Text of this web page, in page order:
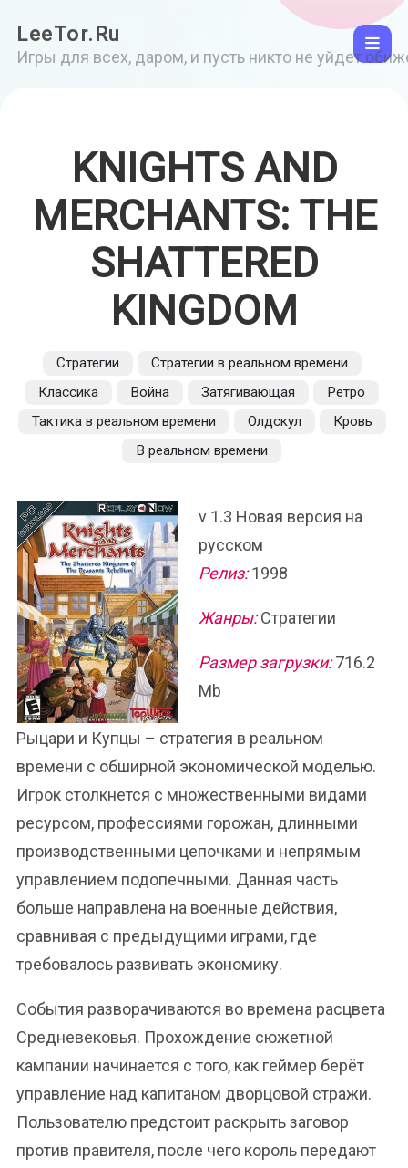
LeeTor.Ru
Игры для всех, даром, и пусть никто не уйдет
KNIGHTS AND
MERCHANTS: THE
SHATTERED
KINGDOM
Стратегии
Стратегии в реальном времени
Классика
Война Затягивающая
Ретро
Тактика в реальном времени
Олдскул
Кровь
В реальном времени
v 1.3 Новая версия на
русском
Релиз:1998
Жанры:Стратегии
Размер загрузки:716.2
Mb
Рыцари и Купцы – стратегия в реальном
времени с обширной экономической моделью.
Игрок столкнется с множественными видами
ресурсом, профессиями горожан, длинными
производственными цепочками и непрямым
управлением подопечными. Данная часть
больше направлена на военные действия,
сравнивая с предыдущими играми, где
требовалось развивать экономику.
События разворачиваются во времена расцвета
Средневековья. Прохождение сюжетной
кампании начинается с того, как геймер берёт
управление над капитаном дворцовой стражи.
Пользователю предстоит раскрыть заговор
против правителя, после чего король передают